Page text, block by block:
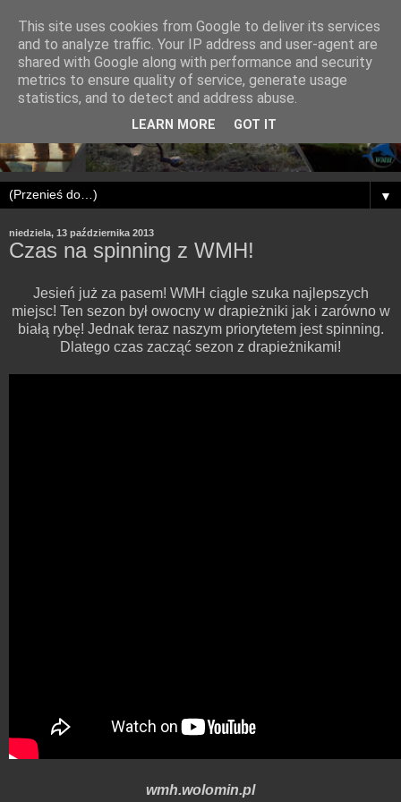
▼
niedziela, 13 października 2013
Czas na spinning z WMH!
Jesień już za pasem! WMH ciągle szuka najlepszych
miejsc! Ten sezon był owocny w drapieżniki jak i zarówno w
białą rybę! Jednak teraz naszym priorytetem jest spinning.
Dlatego czas zacząć sezon z drapieżnikami!
wmh.wolomin.pl
This site uses cookies from Google to deliver its services
and to analyze traffic. Your IP address and user-agent are
shared with Google along with performance and security
metrics to ensure quality of service, generate usage
statistics, and to detect and address abuse.
LEARN MORE GOT IT